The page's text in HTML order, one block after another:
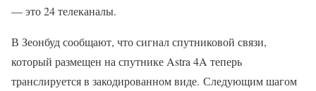
— это 24 телеканалы.
В Зеонбуд сообщают, что сигнал спутниковой связи,
который размещен на спутнике Astra 4A теперь
транслируется в закодированном виде. Следующим шагом